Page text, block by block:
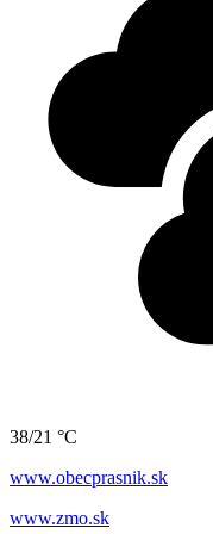
38/21 °C
www.obecprasnik.sk
www.zmo.sk